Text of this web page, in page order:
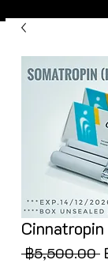
Cinnatropin
฿5,500.00